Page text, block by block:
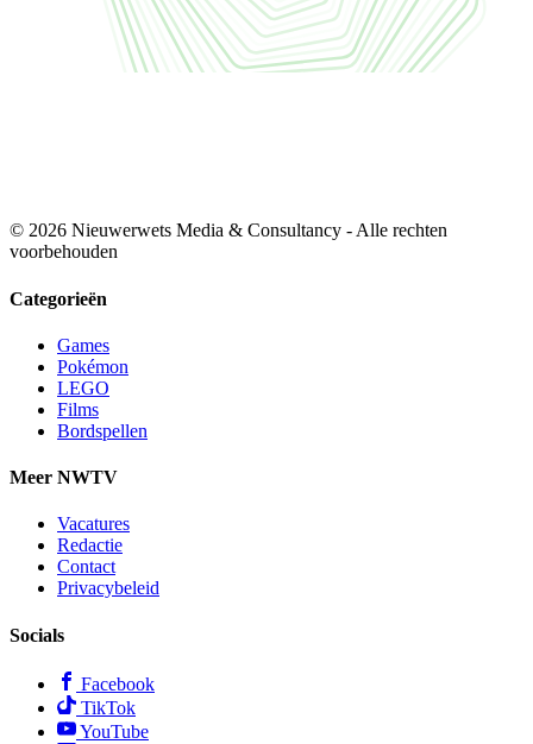
© 2026 Nieuwerwets Media & Consultancy - Alle rechten
voorbehouden
Categorieën
Games
Pokémon
LEGO
Films
Bordspellen
Meer NWTV
Vacatures
Redactie
Contact
Privacybeleid
Socials
Facebook
TikTok
YouTube